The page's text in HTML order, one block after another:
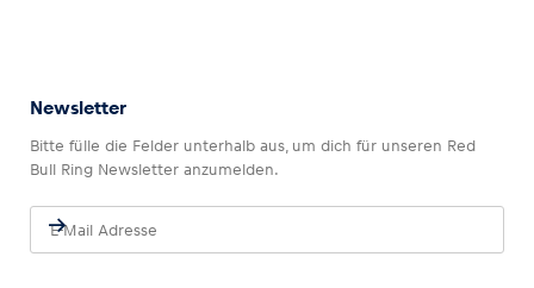
Newsletter
Bitte fülle die Felder unterhalb aus, um dich für unseren Red
Bull Ring Newsletter anzumelden.